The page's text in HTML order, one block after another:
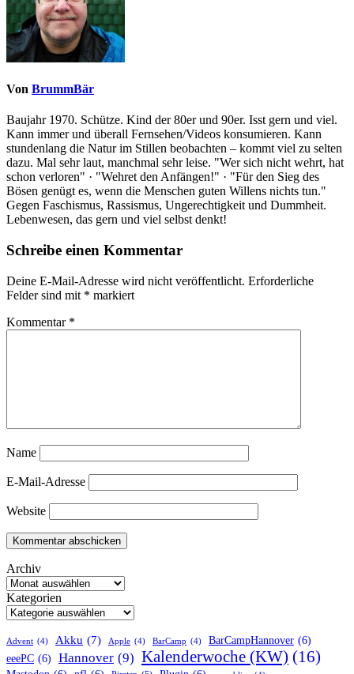
Von BrummBär
Baujahr 1970. Schütze. Kind der 80er und 90er. Isst gern und viel.
Kann immer und überall Fernsehen/Videos konsumieren. Kann
stundenlang die Natur im Stillen beobachten – kommt viel zu selten
dazu. Mal sehr laut, manchmal sehr leise. "Wer sich nicht wehrt, hat
schon verloren" · "Wehret den Anfängen!" · "Für den Sieg des
Bösen genügt es, wenn die Menschen guten Willens nichts tun."
Gegen Faschismus, Rassismus, Ungerechtigkeit und Dummheit.
Lebenwesen, das gern und viel selbst denkt!
Schreibe einen Kommentar
Deine E-Mail-Adresse wird nicht veröffentlicht. Erforderliche
Felder sind mit * markiert
Kommentar *
Name
E-Mail-Adresse
Website
Archiv
Kategorien
Advent (4) Akku (7) Apple (4) BarCamp (4) BarCampHannover (6)
eeePC (6) Hannover (9) Kalenderwoche (KW) (16)